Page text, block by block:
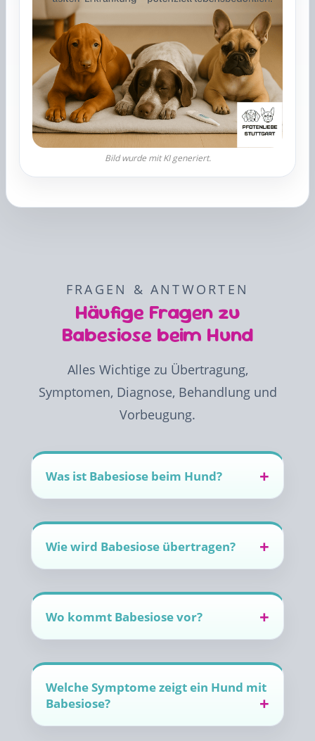
FRAGEN & ANTWORTEN
Häufige Fragen zu
Babesiose beim Hund
Alles Wichtige zu Übertragung,
Symptomen, Diagnose, Behandlung und
Vorbeugung.
Was ist Babesiose beim Hund?
Wie wird Babesiose übertragen?
Wo kommt Babesiose vor?
Welche Symptome zeigt ein Hund mit
Babesiose?